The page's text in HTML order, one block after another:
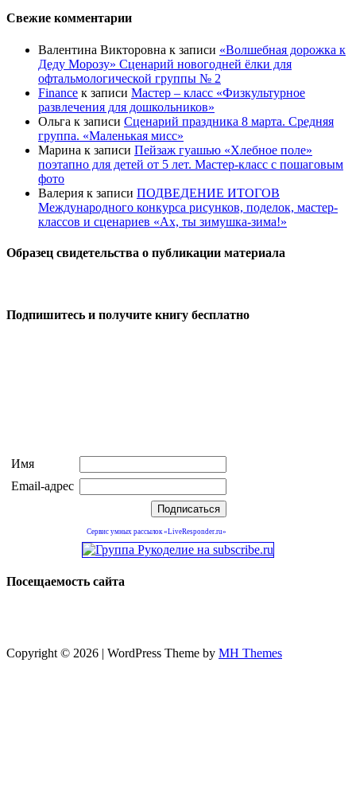
Свежие комментарии
Валентина Викторовна к записи «Волшебная дорожка к
Деду Морозу» Сценарий новогодней ёлки для
офтальмологической группы № 2
Finance к записи Мастер – класс «Физкультурное
развлечения для дошкольников»
Ольга к записи Сценарий праздника 8 марта. Средняя
группа. «Маленькая мисс»
Марина к записи Пейзаж гуашью «Хлебное поле»
поэтапно для детей от 5 лет. Мастер-класс с пошаговым
фото
Валерия к записи ПОДВЕДЕНИЕ ИТОГОВ
Международного конкурса рисунков, поделок, мастер-
классов и сценариев «Ах, ты зимушка-зима!»
Образец свидетельства о публикации материала
Подпишитесь и получите книгу бесплатно
Имя
Email-адрес
Сервис умных рассылок «LiveResponder.ru»
Посещаемость сайта
Copyright © 2026 | WordPress Theme by MH Themes